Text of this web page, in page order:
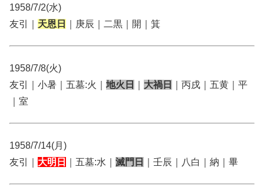
1958/7/2(水)
友引｜ 天恩日 ｜庚辰｜二黒｜開｜箕
1958/7/8(火)
友引｜小暑｜五墓:火｜ 地火日 大禍日
｜丙戌｜五黄｜平
｜室
1958/7/14(月)
友引｜ 大明日 ｜五墓:水｜ 滅門日 ｜壬辰｜八白｜納｜畢